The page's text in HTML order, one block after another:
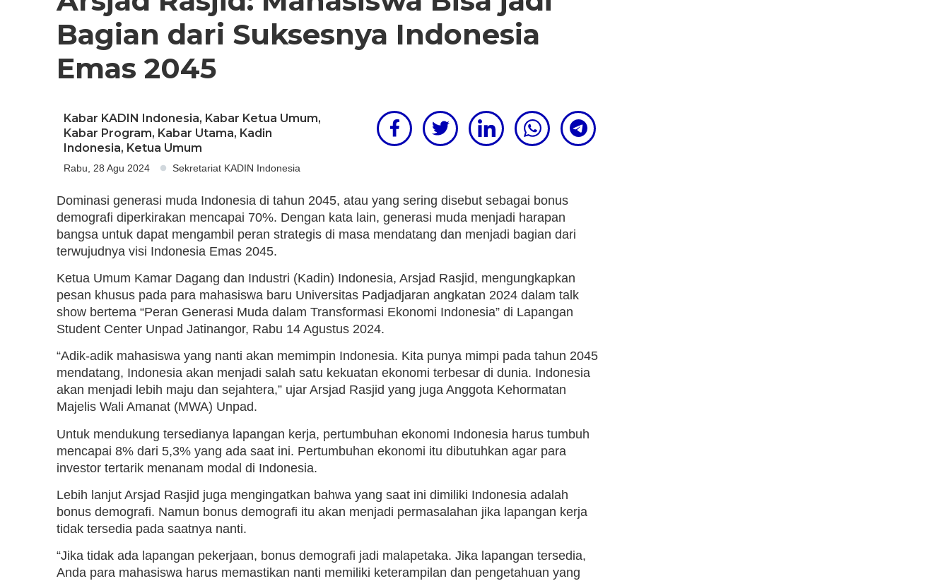
Bagian dari Suksesnya Indonesia
Emas 2045
Kabar KADIN Indonesia, Kabar Ketua Umum,
Kabar Program, Kabar Utama, Kadin
Indonesia, Ketua Umum
Rabu, 28 Agu 2024 Sekretariat KADIN Indonesia
Dominasi generasi muda Indonesia di tahun 2045, atau yang sering disebut sebagai bonus
demografi diperkirakan mencapai 70%. Dengan kata lain, generasi muda menjadi harapan
bangsa untuk dapat mengambil peran strategis di masa mendatang dan menjadi bagian dari
terwujudnya visi Indonesia Emas 2045.
Ketua Umum Kamar Dagang dan Industri (Kadin) Indonesia, Arsjad Rasjid, mengungkapkan
pesan khusus pada para mahasiswa baru Universitas Padjadjaran angkatan 2024 dalam talk
show bertema “Peran Generasi Muda dalam Transformasi Ekonomi Indonesia” di Lapangan
Student Center Unpad Jatinangor, Rabu 14 Agustus 2024.
“Adik-adik mahasiswa yang nanti akan memimpin Indonesia. Kita punya mimpi pada tahun 2045
mendatang, Indonesia akan menjadi salah satu kekuatan ekonomi terbesar di dunia. Indonesia
akan menjadi lebih maju dan sejahtera,” ujar Arsjad Rasjid yang juga Anggota Kehormatan
Majelis Wali Amanat (MWA) Unpad.
Untuk mendukung tersedianya lapangan kerja, pertumbuhan ekonomi Indonesia harus tumbuh
mencapai 8% dari 5,3% yang ada saat ini. Pertumbuhan ekonomi itu dibutuhkan agar para
investor tertarik menanam modal di Indonesia.
Lebih lanjut Arsjad Rasjid juga mengingatkan bahwa yang saat ini dimiliki Indonesia adalah
bonus demografi. Namun bonus demografi itu akan menjadi permasalahan jika lapangan kerja
tidak tersedia pada saatnya nanti.
“Jika tidak ada lapangan pekerjaan, bonus demografi jadi malapetaka. Jika lapangan tersedia,
Anda para mahasiswa harus memastikan nanti memiliki keterampilan dan pengetahuan yang